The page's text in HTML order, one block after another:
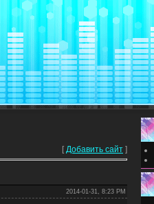
[ Добавить сайт ]
2014-01-31, 8:23 PM